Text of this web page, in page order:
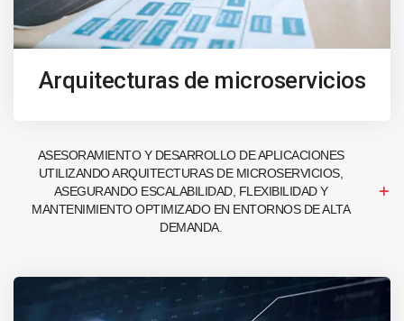
Arquitecturas de microservicios
ASESORAMIENTO Y DESARROLLO DE APLICACIONES
UTILIZANDO ARQUITECTURAS DE MICROSERVICIOS,
ASEGURANDO ESCALABILIDAD, FLEXIBILIDAD Y
MANTENIMIENTO OPTIMIZADO EN ENTORNOS DE ALTA
DEMANDA.